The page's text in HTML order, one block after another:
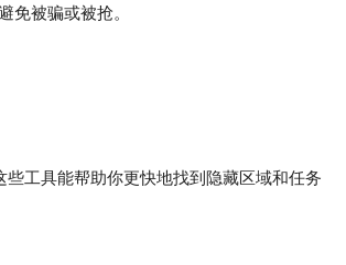
免被骗或被抢。
工具能帮助你更快地找到隐藏区域和任务